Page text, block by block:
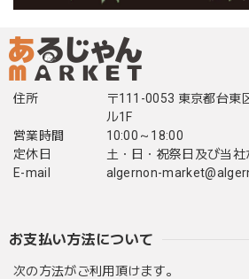
住所
〒111-0053 東京都台東
ル1F
営業時間
10:00～18:00
定休日
土・日・祝祭日及び当社
E-mail
algernon-
お支払い方法について
次の方法がご利用頂けます。